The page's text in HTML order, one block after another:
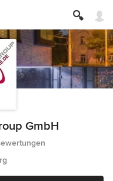
GmbH
5 von 5 Sternen